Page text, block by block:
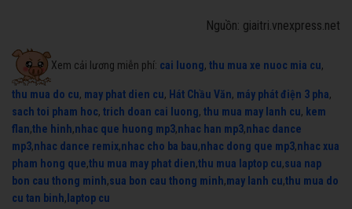
Nguồn: giaitri.vnexpress.net
Xem cải lương miễn phí: cai luong, thu mua xe nuoc mia cu,
thu mua do cu, may phat dien cu, Hát Chầu Văn, máy phát điện 3 pha,
sach toi pham hoc, trich doan cai luong, thu mua may lanh cu, kem
flan,the hinh,nhac que huong mp3,nhac han mp3,nhac dance
mp3,nhac dance remix,nhac cho ba bau,nhac dong que mp3,nhac xua
pham hong que,thu mua may phat dien,thu mua laptop cu,sua nap
bon cau thong minh,sua bon cau thong minh,may lanh cu,thu mua do
cu tan binh, laptop cu